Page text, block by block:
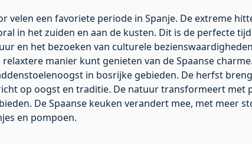
velen een favoriete periode in Spanje. De extreme
in het zuiden en aan de kusten. Dit is de perfecte
en het bezoeken van culturele
manier kunt genieten van de Spaanse
in bosrijke gebieden. De herfst
op oogst en traditie. De natuur transformeert met
De Spaanse keuken verandert mee, met meer
en pompoen.